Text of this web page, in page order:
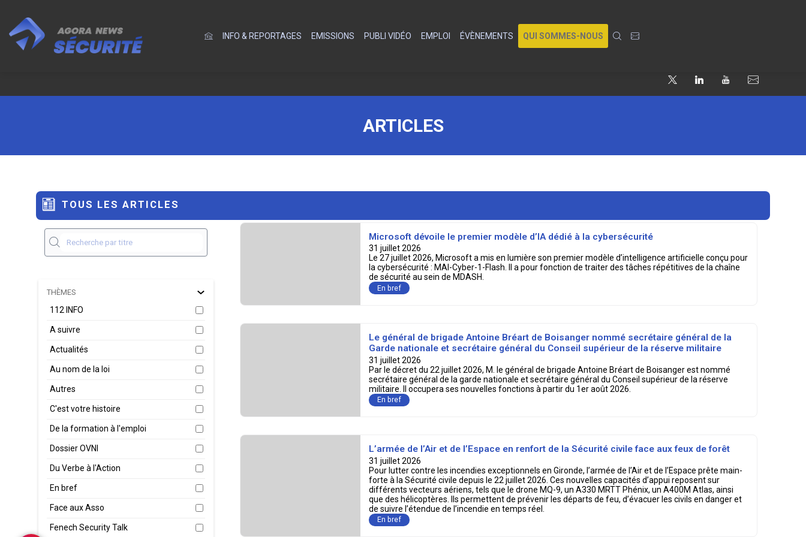
INFO & REPORTAGES EMISSIONS PUBLI VIDÉO EMPLOI ÉVÈNEMENTS QUI SOMMES-NOUS
ARTICLES
TOUS LES ARTICLES
THÈMES
112 INFO
A suivre
Actualités
Au nom de la loi
Autres
C'est votre histoire
De la formation à l'emploi
Dossier OVNI
Du Verbe à l'Action
En bref
Face aux Asso
Fenech Security Talk
Microsoft dévoile le premier modèle d’IA dédié à la cybersécurité
31 juillet 2026
Le 27 juillet 2026, Microsoft a mis en lumière son premier modèle d’intelligence artificielle conçu pour
la cybersécurité : MAI-Cyber-1-Flash. Il a pour fonction de traiter des tâches répétitives de la chaîne
En bref
Le général de brigade Antoine Bréart de Boisanger nommé secrétaire général de la
Garde nationale et secrétaire général du Conseil supérieur de la réserve militaire
31 juillet 2026
Par le décret du 22 juillet 2026, M. le général de brigade Antoine Bréart de Boisanger est nommé
secrétaire général de la garde nationale et secrétaire général du Conseil supérieur de la réserve
militaire. Il occupera ses nouvelles fonctions à partir du 1er août 2026.
En bref
L’armée de l’Air et de l’Espace en renfort de la Sécurité civile face aux feux de forêt
31 juillet 2026
Pour lutter contre les incendies exceptionnels en Gironde, l’armée de l’Air et de l’Espace prête main-
forte à la Sécurité civile depuis le 22 juillet 2026. Ces nouvelles capacités d’appui reposent sur
différents vecteurs aériens, tels que le drone MQ-9, un A330 MRTT Phénix, un A400M Atlas, ainsi
que des hélicoptères. Ils permettent de prévenir les départs de feu, d’évacuer les civils en danger et
de suivre l’étendue de l’incendie en temps réel.
En bref